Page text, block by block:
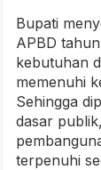
Bupati
APBD
kebutuhan
memenuhi
Sehingga
dasar
terpenuhi